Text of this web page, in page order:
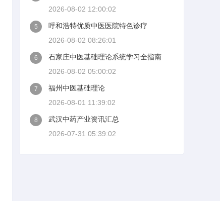
2026-08-02 12:00:02
5
呼和浩特优质中医医院特色诊疗
2026-08-02 08:26:01
6
石家庄中医基础理论系统学习全指南
2026-08-02 05:00:02
7
福州中医基础理论
2026-08-01 11:39:02
8
武汉中药产业资讯汇总
2026-07-31 05:39:02